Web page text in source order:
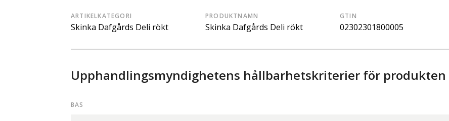
ARTIKELKATEGORI
Skinka Dafgårds Deli rökt
PRODUKTNAMN
Skinka Dafgårds Deli rökt
GTIN
02302301800005
Upphandlingsmyndighetens hållbarhetskriterier för produkten
BAS